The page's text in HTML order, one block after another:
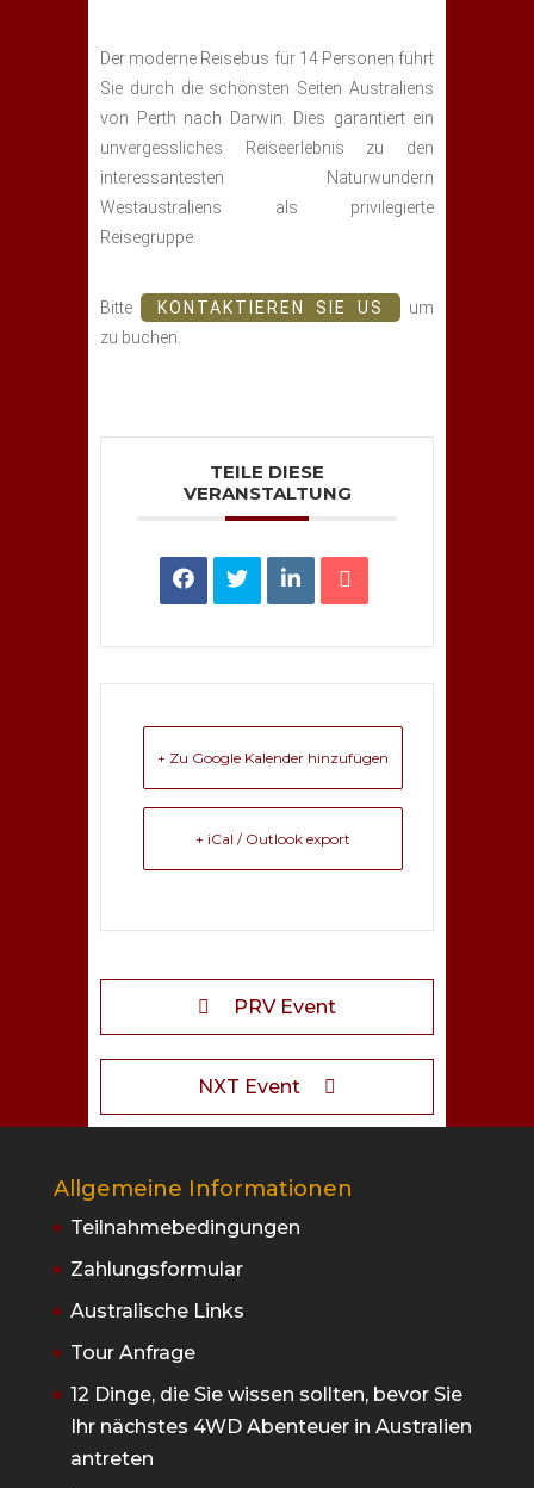
Der moderne Reisebus für 14 Personen führt
Sie durch die schönsten Seiten Australiens
von Perth nach Darwin. Dies garantiert ein
unvergessliches Reiseerlebnis zu den
interessantesten Naturwundern
Westaustraliens als privilegierte
Reisegruppe.
Bitte KONTAKTIEREN SIE US
um
zu buchen.
TEILE DIESE
VERANSTALTUNG
+ Zu Google Kalender hinzufügen
+ iCal / Outlook export
PRV Event
NXT Event
Allgemeine Informationen
Teilnahmebedingungen
Zahlungsformular
Australische Links
Tour Anfrage
12 Dinge, die Sie wissen sollten, bevor Sie
Ihr nächstes 4WD Abenteuer in Australien
antreten